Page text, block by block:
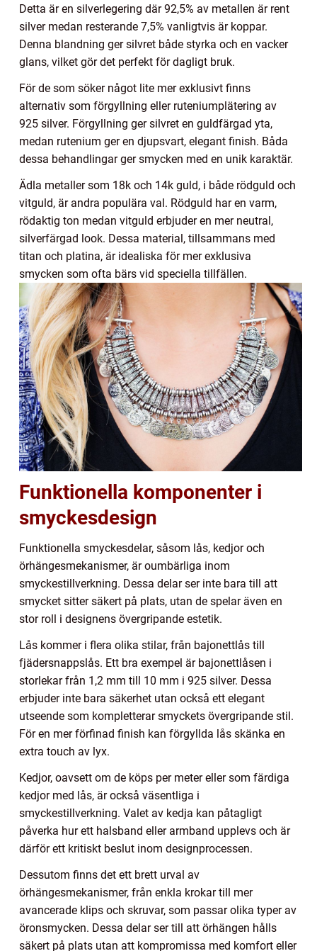
Detta är en silverlegering där 92,5% av metallen är rent
silver medan resterande 7,5% vanligtvis är koppar.
Denna blandning ger silvret både styrka och en vacker
glans, vilket gör det perfekt för dagligt bruk.
För de som söker något lite mer exklusivt finns
alternativ som förgyllning eller ruteniumplätering av
925 silver. Förgyllning ger silvret en guldfärgad yta,
medan rutenium ger en djupsvart, elegant finish. Båda
dessa behandlingar ger smycken med en unik karaktär.
Ädla metaller som 18k och 14k guld, i både rödguld och
vitguld, är andra populära val. Rödguld har en varm,
rödaktig ton medan vitguld erbjuder en mer neutral,
silverfärgad look. Dessa material, tillsammans med
titan och platina, är idealiska för mer exklusiva
smycken som ofta bärs vid speciella tillfällen.
Funktionella komponenter i
smyckesdesign
Funktionella smyckesdelar, såsom lås, kedjor och
örhängesmekanismer, är oumbärliga inom
smyckestillverkning. Dessa delar ser inte bara till att
smycket sitter säkert på plats, utan de spelar även en
stor roll i designens övergripande estetik.
Lås kommer i flera olika stilar, från bajonettlås till
fjädersnappslås. Ett bra exempel är bajonettlåsen i
storlekar från 1,2 mm till 10 mm i 925 silver. Dessa
erbjuder inte bara säkerhet utan också ett elegant
utseende som kompletterar smyckets övergripande stil.
För en mer förfinad finish kan förgyllda lås skänka en
extra touch av lyx.
Kedjor, oavsett om de köps per meter eller som färdiga
kedjor med lås, är också väsentliga i
smyckestillverkning. Valet av kedja kan påtagligt
påverka hur ett halsband eller armband upplevs och är
därför ett kritiskt beslut inom designprocessen.
Dessutom finns det ett brett urval av
örhängesmekanismer, från enkla krokar till mer
avancerade klips och skruvar, som passar olika typer av
öronsmycken. Dessa delar ser till att örhängen hålls
säkert på plats utan att kompromissa med komfort eller